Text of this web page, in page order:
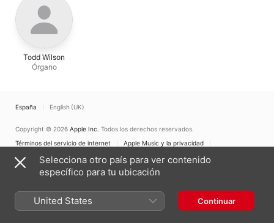
Todd Wilson
Órgano
España English (UK)
Copyright © 2026 Apple Inc. Todos los derechos reservados.
Términos del servicio de internet
Apple Music y la privacidad
Selecciona otro país para ver contenido
específico para tu ubicación
United States Continuar